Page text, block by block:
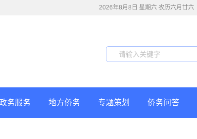
2026年8月8日 星期六 农历六月廿六
务服务 地方侨务 专题策划 侨务问答